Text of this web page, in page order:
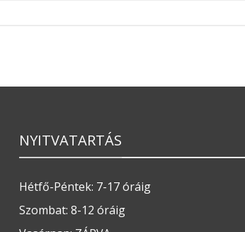
NYITVATARTÁS
Hétfő-Péntek: 7-17 óráig
Szombat: 8-12 óráig